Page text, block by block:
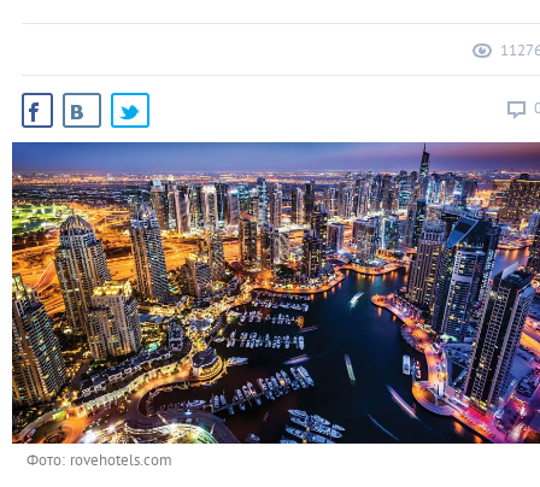
Фото: rovehotels.com